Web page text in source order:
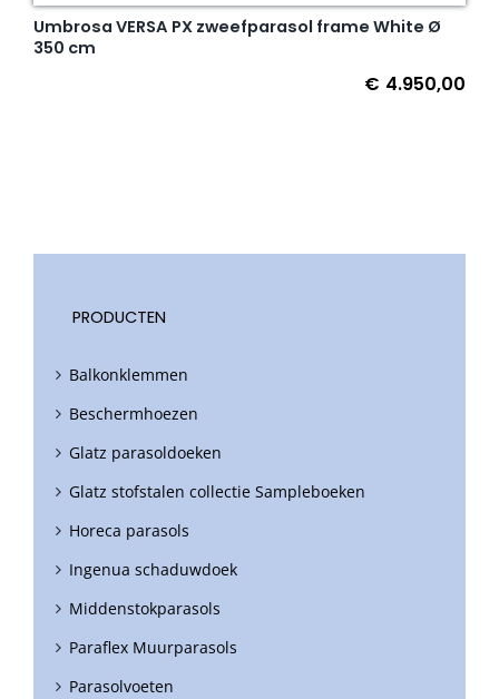
Umbrosa VERSA PX zweefparasol frame White Ø
350 cm
€ 4.950,00
PRODUCTEN
Balkonklemmen
Beschermhoezen
Glatz parasoldoeken
Glatz stofstalen collectie Sampleboeken
Horeca parasols
Ingenua schaduwdoek
Middenstokparasols
Paraflex Muurparasols
Parasolvoeten